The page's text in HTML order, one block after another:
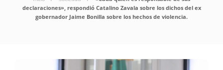
declaraciones», respondió Catalino Zavala sobre los dichos del ex
gobernador Jaime Bonilla sobre los hechos de violencia.